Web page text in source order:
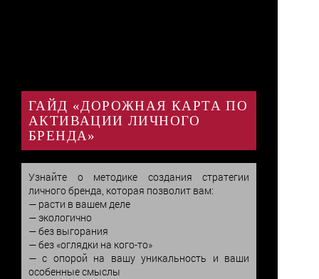
ГАЙД «ДОРОЖНАЯ КАРТА ПО
АКТИВАЦИИ ЛИЧНОГО
БРЕНДА»
Узнайте о методике создания стратегии
личного бренда, которая позволит вам:
— расти в вашем деле
— экологично
— без выгорания
— без «оглядки на кого-то»
— с опорой на вашу уникальность и ваши
особенные смыслы